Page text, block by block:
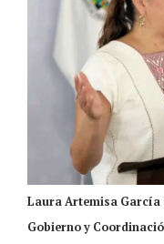
Laura Artemisa García
Gobierno y